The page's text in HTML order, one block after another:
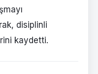
disiplinli
kaydetti.